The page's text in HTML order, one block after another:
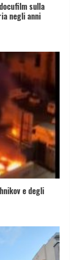
sulla
negli anni
e degli